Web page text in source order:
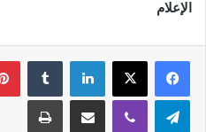
الإعلام
فيسبوك لينكدإن